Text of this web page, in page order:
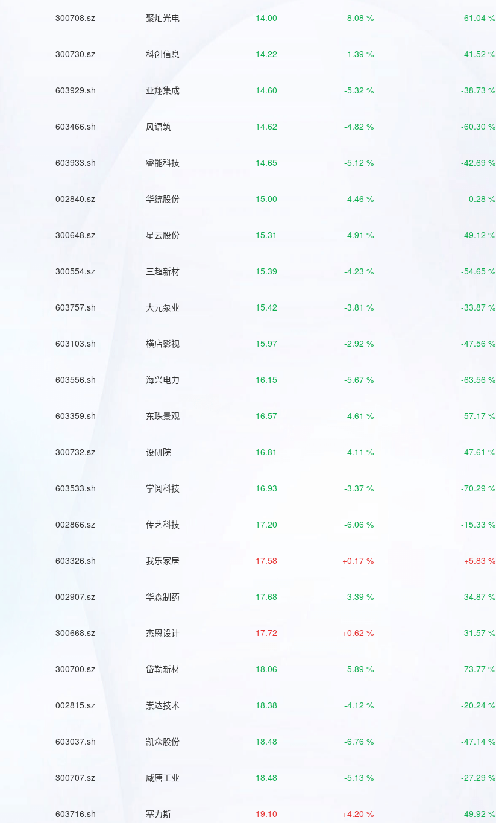
300708.sz 聚灿光电 14.00 -8.08 % -61.04 %
300730.sz 科创信息 14.22 -1.39 % -41.52 %
603929.sh 亚翔集成 14.60 -5.32 % -38.73 %
603466.sh 风语筑 14.62 -4.82 % -60.30 %
603933.sh 睿能科技 14.65 -5.12 % -42.69 %
002840.sz 华统股份 15.00 -4.46 % -0.28 %
300648.sz 星云股份 15.31 -4.91 % -49.12 %
300554.sz 三超新材 15.39 -4.23 % -54.65 %
603757.sh 大元泵业 15.42 -3.81 % -33.87 %
603103.sh 横店影视 15.97 -2.92 % -47.56 %
603556.sh 海兴电力 16.15 -5.67 % -63.56 %
603359.sh 东珠景观 16.57 -4.61 % -57.17 %
300732.sz 设研院 16.81 -4.11 % -47.61 %
603533.sh 掌阅科技 16.93 -3.37 % -70.29 %
002866.sz 传艺科技 17.20 -6.06 % -15.33 %
603326.sh 我乐家居 17.58 +0.17 % +5.83 %
002907.sz 华森制药 17.68 -3.39 % -34.87 %
300668.sz 杰恩设计 17.72 +0.62 % -31.57 %
300700.sz 岱勒新材 18.06 -5.89 % -73.77 %
002815.sz 崇达技术 18.38 -4.12 % -20.24 %
603037.sh 凯众股份 18.48 -6.76 % -47.14 %
300707.sz 威唐工业 18.48 -5.13 % -27.29 %
603716.sh 塞力斯 19.10 +4.20 % -49.92 %